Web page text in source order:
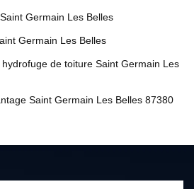
Germain Les Belles
Germain Les Belles
de toiture Saint Germain Les
Saint Germain Les Belles 87380